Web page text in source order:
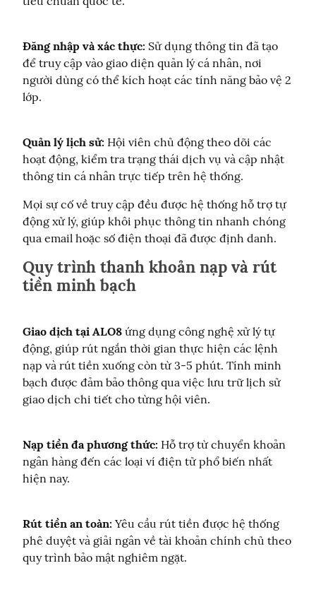
Đăng nhập và xác thực: Sử dụng thông tin đã tạo
để truy cập vào giao diện quản lý cá nhân, nơi
người dùng có thể kích hoạt các tính năng bảo vệ 2
lớp.
Quản lý lịch sử: Hội viên chủ động theo dõi các
hoạt động, kiểm tra trạng thái dịch vụ và cập nhật
thông tin cá nhân trực tiếp trên hệ thống.
Mọi sự cố về truy cập đều được hệ thống hỗ trợ tự
động xử lý, giúp khôi phục thông tin nhanh chóng
qua email hoặc số điện thoại đã được định danh.
Quy trình thanh khoản nạp và rút
tiền minh bạch
Giao dịch tại ALO8 ứng dụng công nghệ xử lý tự
động, giúp rút ngắn thời gian thực hiện các lệnh
nạp và rút tiền xuống còn từ 3-5 phút. Tính minh
bạch được đảm bảo thông qua việc lưu trữ lịch sử
giao dịch chi tiết cho từng hội viên.
Nạp tiền đa phương thức: Hỗ trợ từ chuyển khoản
ngân hàng đến các loại ví điện tử phổ biến nhất
hiện nay.
Rút tiền an toàn: Yêu cầu rút tiền được hệ thống
phê duyệt và giải ngân về tài khoản chính chủ theo
quy trình bảo mật nghiêm ngặt.